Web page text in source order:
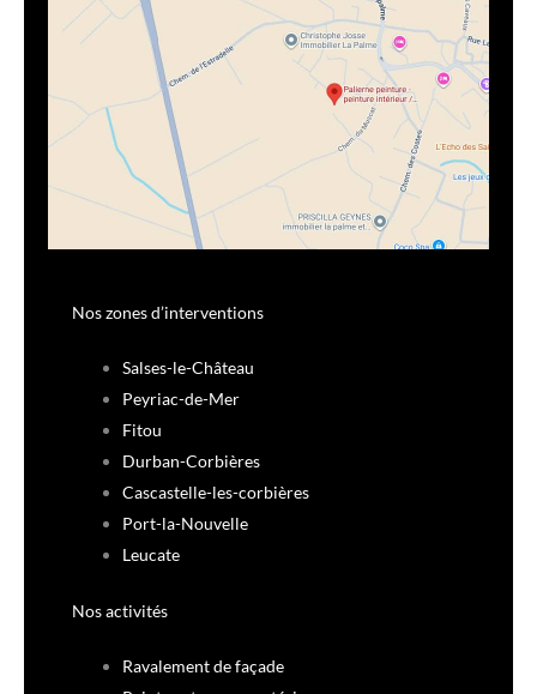
Nos zones d’interventions
Salses-le-Château
Peyriac-de-Mer
Fitou
Durban-Corbières
Cascastelle-les-corbières
Port-la-Nouvelle
Leucate
Nos activités
Ravalement de façade